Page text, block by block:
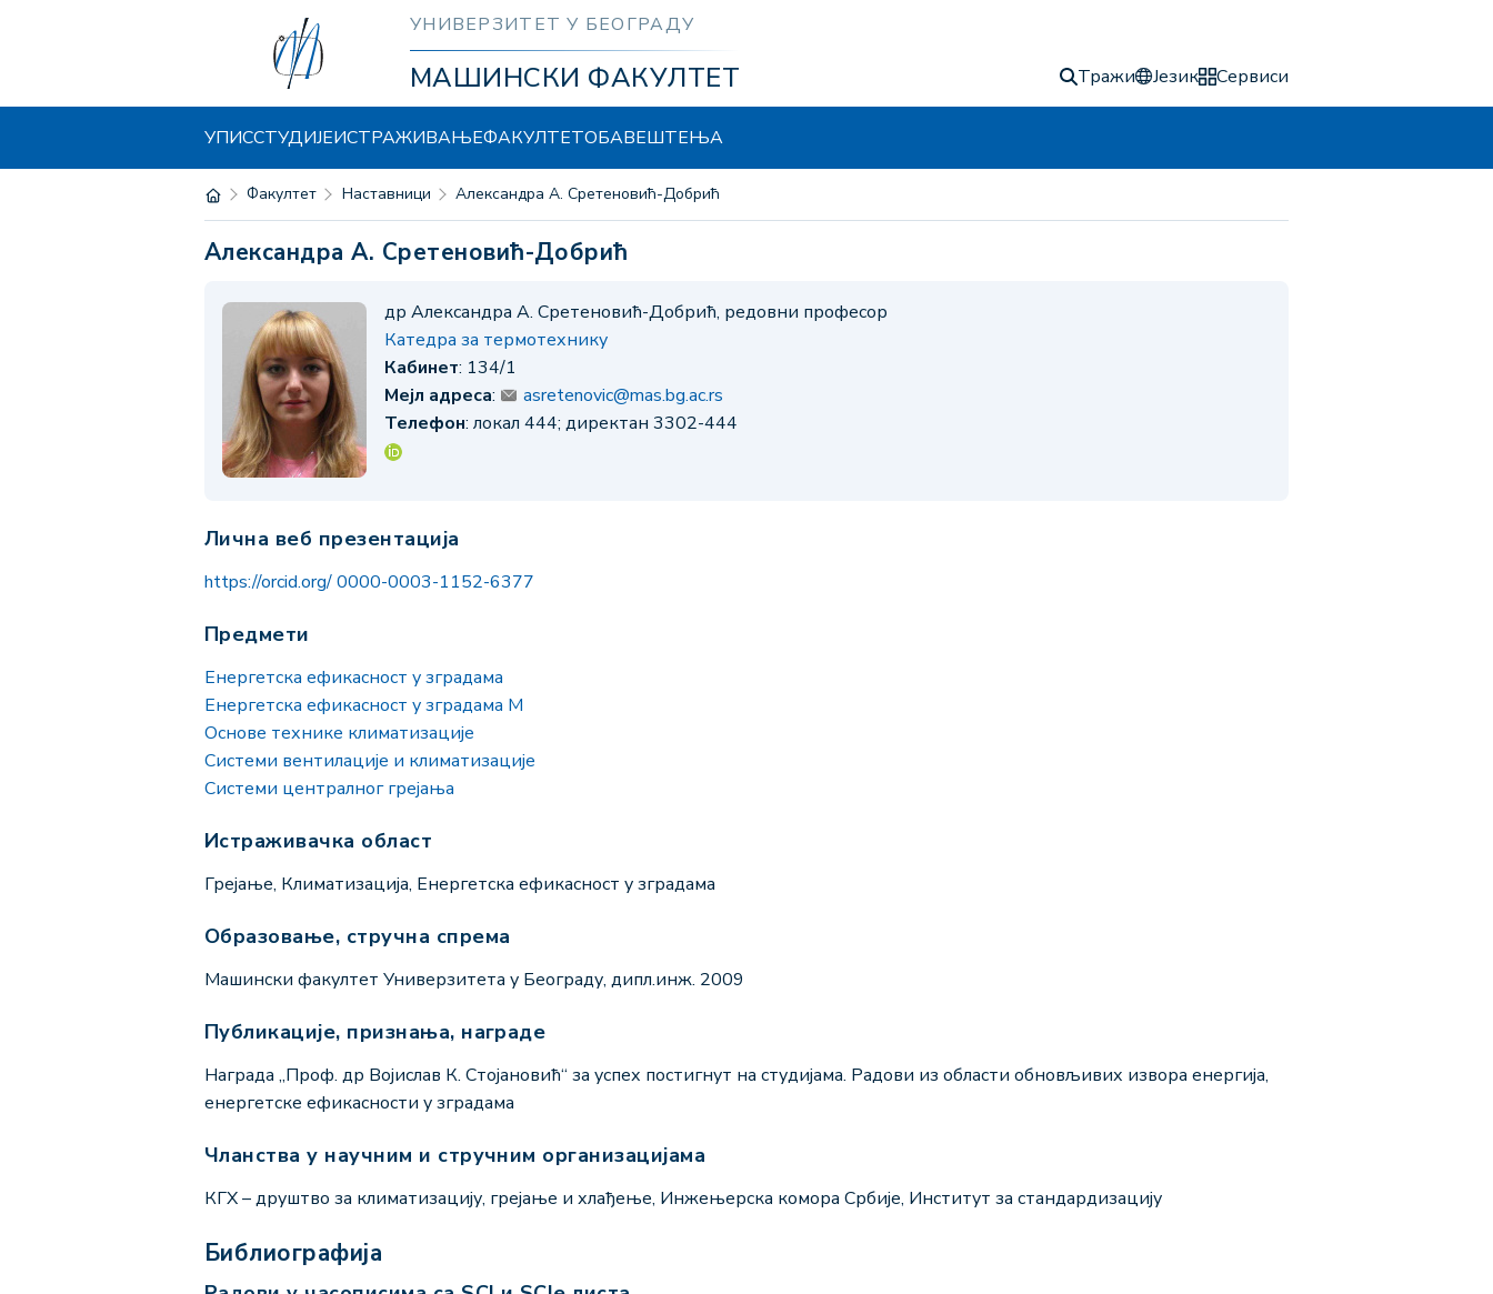
УНИВЕРЗИТЕТ У БЕОГРАДУ
МАШИНСКИ ФАКУЛТЕТ Тражи Језик Сервиси
УПИССТУДИЈЕИСТРАЖИВАЊЕФАКУЛТЕТОБАВЕШТЕЊА
Факултет Наставници Александра А. Сретеновић-Добрић
Александра А. Сретеновић-Добрић
др Александра А. Сретеновић-Добрић, редовни професор
Катедра за термотехнику
Кабинет: 134/1
Мејл адреса:
asretenovic@mas.bg.ac.rs
Телефон: локал 444; директан 3302-444
Лична веб презентација
https://orcid.org/ 0000-0003-1152-6377
Предмети
Енергетска ефикасност у зградама
Енергетска ефикасност у зградама М
Основе технике климатизације
Системи вентилације и климатизације
Системи централног грејања
Истраживачка област
Грејање, Климатизација, Енергетска ефикасност у зградама
Образовање, стручна спрема
Машински факултет Универзитета у Београду, дипл.инж. 2009
Публикације, признања, награде
Награда „Проф. др Војислав К. Стојановић“ за успех постигнут на студијама. Радови из области обновљивих извора енергија,
енергетске ефикасности у зградама
Чланства у научним и стручним организацијама
КГХ – друштво за климатизацију, грејање и хлађење, Инжењерска комора Србије, Институт за стандардизацију
Библиографија